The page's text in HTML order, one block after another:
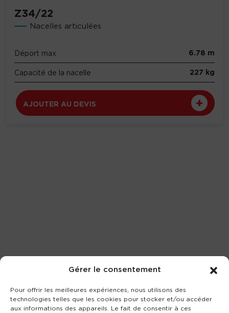
Gérer le consentement
Pour offrir les meilleures expériences, nous utilisons des
technologies telles que les cookies pour stocker et/ou accéder
aux informations des appareils. Le fait de consentir à ces
Z34/22
Nacelles articulées
Déport max 6.78 m
Capacité de la nacelle 227 kg
AJOUTER AU DEVIS